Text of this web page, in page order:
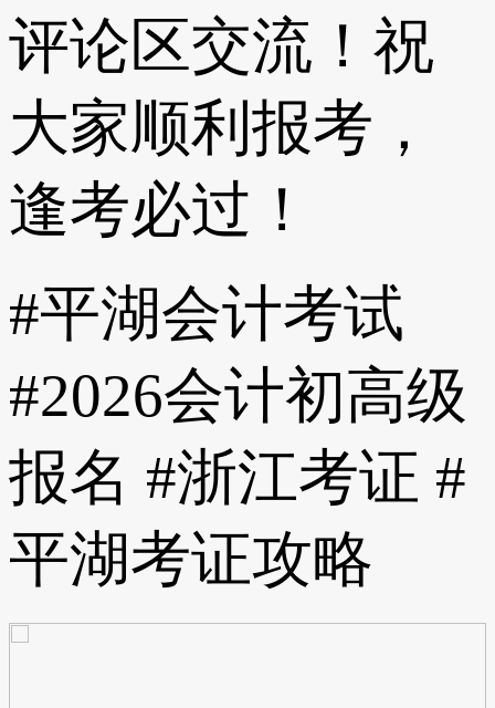
评论区交流！祝
大家顺利报考，
逢考必过！
#平湖会计考试
#2026会计初高级
报名 #浙江考证 #
平湖考证攻略